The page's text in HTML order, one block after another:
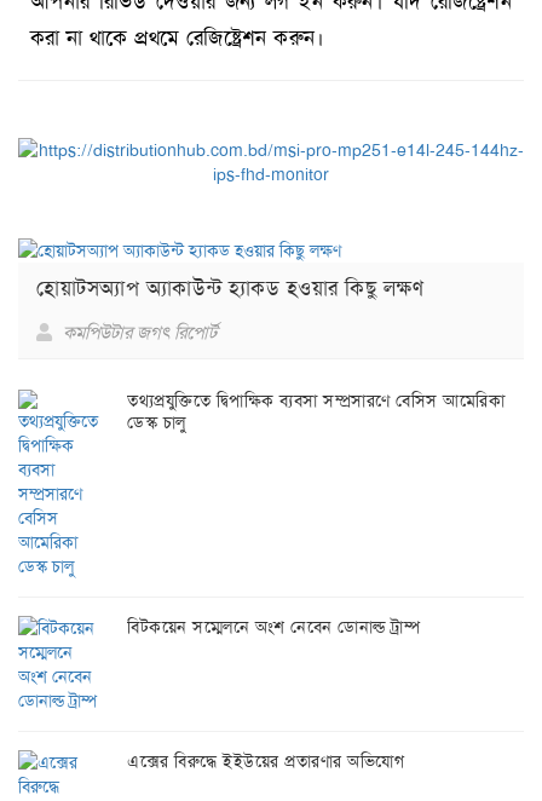
করা না থাকে প্রথমে রেজিষ্ট্রেশন করুন।
হোয়াটসঅ্যাপ অ্যাকাউন্ট হ্যাকড হওয়ার কিছু লক্ষণ
কমপিউটার জগৎ রিপোর্ট
তথ্যপ্রযুক্তিতে দ্বিপাক্ষিক ব্যবসা সম্প্রসারণে বেসিস আমেরিকা
ডেস্ক চালু
বিটকয়েন সম্মেলনে অংশ নেবেন ডোনাল্ড ট্রাম্প
এক্সের বিরুদ্ধে ইইউয়ের প্রতারণার অভিযোগ